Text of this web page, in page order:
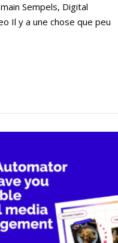
Sempels, Digital
Il y a une chose que peu